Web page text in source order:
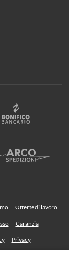
Offerte di lavoro
Garanzia
Privacy